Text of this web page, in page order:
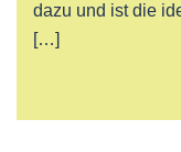
dazu und ist die
[…]